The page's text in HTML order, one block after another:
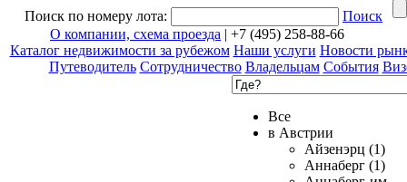
Поиск по номеру лота:
Поиск
О компании, схема проезда | +7 (495) 258-88-66
Каталог недвижимости за рубежом Наши услуги Новости
Путеводитель Сотрудничество Владельцам События
Все
в Австрии
Айзенэрц (1)
Аннаберг (1)